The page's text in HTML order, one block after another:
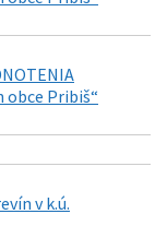
Pribiš“
v k.ú.